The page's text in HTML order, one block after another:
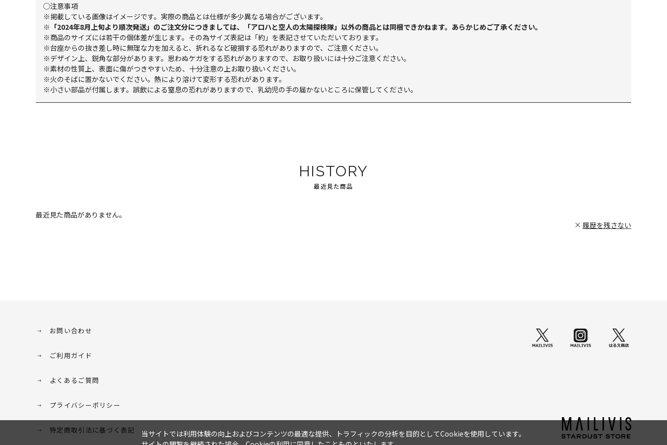
◯注意事項
※掲載している画像はイメージです。実際の商品とは仕様が多少異なる場合がございます。
※「2024年8月上旬より順次発送」のご注文分につきましては、「アロハと空人の太陽探検隊」以外の商品とは同梱できかねます。あらかじめご了承ください。
※商品のサイズには若干の個体差が生じます。その為サイズ表記は「約」を表記させていただいております。
※台座からの抜き差し時に無理な力を加えると、折れるなど破損する恐れがありますので、ご注意ください。
※デザイン上、鋭角な部分があります。思わぬケガをする恐れがありますので、お取り扱いには十分ご注意ください。
※素材の性質上、表面に傷がつきやすいため、十分注意の上お取り扱いください。
※火のそばに置かないでください。熱により溶けて変形する恐れがあります。
※小さい部品が付属します。誤飲による窒息の恐れがありますので、乳幼児の手の届かないところに保管してください。
HISTORY
最近見た商品
最近見た商品がありません。
履歴を残さない
お問い合わせ
ご利用ガイド
よくあるご質問
プライバシーポリシー
特定商取引法に基づく表記
当サイトでは利用体験の向上およびコンテンツの最適な提供、トラフィックの分析を目的としてCookieを使用しています。